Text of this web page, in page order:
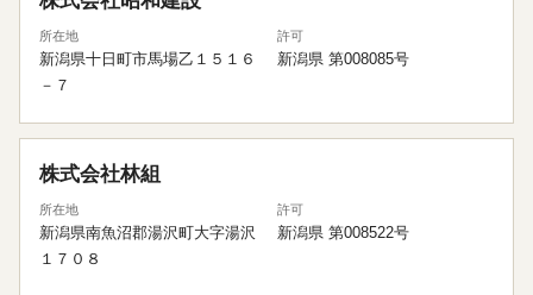
所在地
新潟県十日町市馬場乙１５１６
－７
許可
新潟県 第008085号
株式会社林組
所在地
新潟県南魚沼郡湯沢町大字湯沢
１７０８
許可
新潟県 第008522号